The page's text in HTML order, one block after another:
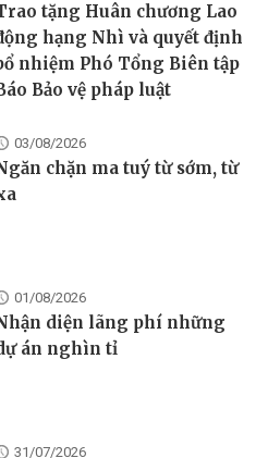
tặng Huân chương Lao
hạng Nhì và quyết định
nhiệm Phó Tổng Biên tập
Bảo vệ pháp luật
03/08/2026
chặn ma tuý từ sớm, từ
01/08/2026
diện lãng phí những
án nghìn tỉ
31/07/2026